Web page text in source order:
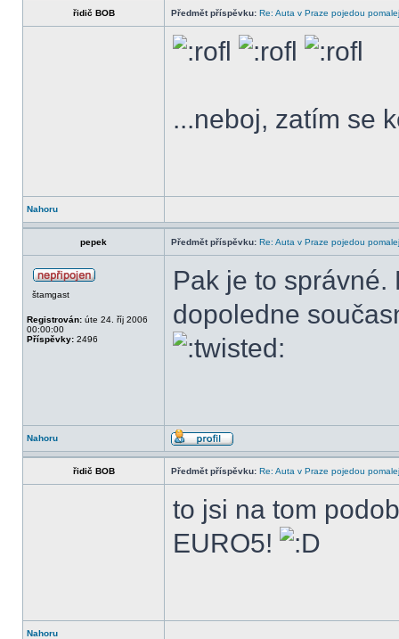
řidič BOB Předmět příspěvku: Re: Auta v Praze pojedou
...neboj, zatím se
Nahoru
pepek Předmět příspěvku: Re: Auta v Praze pojedou
štamgast
Registrován: úte 24. říj 2006
00:00:00
Příspěvky: 2496
Pak je to
dopoledne
Nahoru
řidič BOB Předmět příspěvku: Re: Auta v Praze pojedou
to jsi na tom
EURO5!
Nahoru